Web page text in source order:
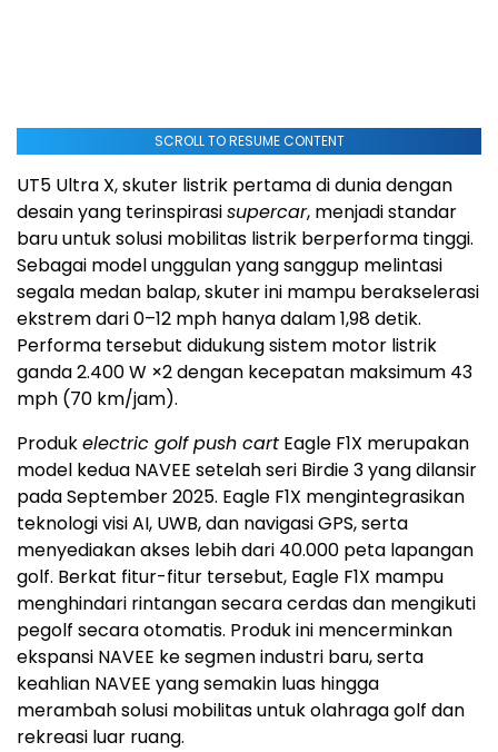
SCROLL TO RESUME CONTENT
UT5 Ultra X, skuter listrik pertama di dunia dengan
desain yang terinspirasisupercar, menjadi standar
baru untuk solusi mobilitas listrik berperforma tinggi.
Sebagai model unggulan yang sanggup melintasi
segala medan balap, skuter ini mampu berakselerasi
ekstrem dari 0–12 mph hanya dalam 1,98 detik.
Performa tersebut didukung sistem motor listrik
ganda 2.400 W ×2 dengan kecepatan maksimum 43
mph (70 km/jam).
Produkelectric golf push cart Eagle F1X merupakan
model kedua NAVEE setelah seri Birdie 3 yang dilansir
padaSeptember 2025. Eagle F1X mengintegrasikan
teknologi visi AI, UWB, dan navigasi GPS, serta
menyediakan akses lebih dari 40.000 peta lapangan
golf. Berkat fitur-fitur tersebut, Eagle F1X mampu
menghindari rintangan secara cerdas dan mengikuti
pegolf secara otomatis. Produk ini mencerminkan
ekspansi NAVEE ke segmen industri baru, serta
keahlian NAVEE yang semakin luas hingga
merambah solusi mobilitas untuk olahraga golf dan
rekreasi luar ruang.